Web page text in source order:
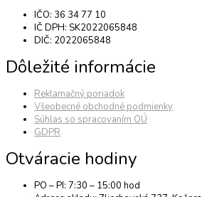
IČO: 36 34 77 10
IČ DPH: SK2022065848
DIČ: 2022065848
Dôležité informácie
Reklamačný poriadok
Všeobecné obchodné podmienky
Súhlas so spracovaním OÚ
GDPR
Otváracie hodiny
PO – PI: 7:30 – 15:00 hod